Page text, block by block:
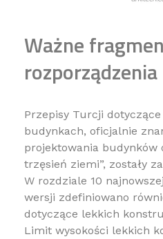
Ważne
rozporządzenia
Przepisy Turcji
budynkach, oficjalnie
projektowania budynków
trzęsień ziemi”, zostały
W rozdziale 10
wersji zdefiniowano
dotyczące lekkich
Limit wysokości lekkich